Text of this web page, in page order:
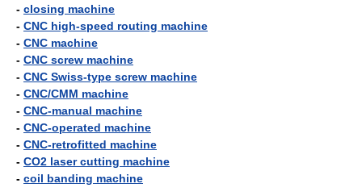
- closing machine
- CNC high-speed routing machine
- CNC machine
- CNC screw machine
- CNC Swiss-type screw machine
- CNC/CMM machine
- CNC-manual machine
- CNC-operated machine
- CNC-retrofitted machine
- CO2 laser cutting machine
- coil banding machine